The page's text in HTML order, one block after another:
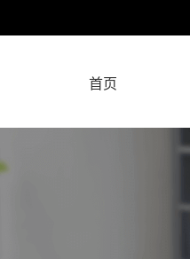
首页